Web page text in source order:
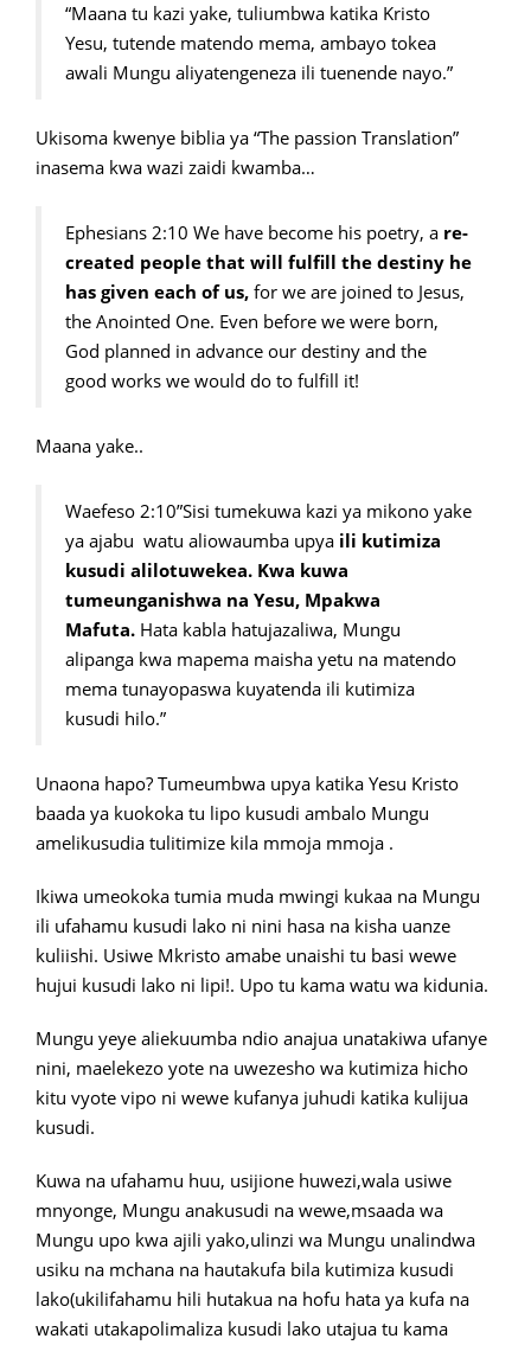
“Maana tu kazi yake, tuliumbwa katika Kristo
Yesu, tutende matendo mema, ambayo tokea
awali Mungu aliyatengeneza ili tuenende nayo.”
Ukisoma kwenye biblia ya “The passion Translation”
inasema kwa wazi zaidi kwamba…
Ephesians 2:10 We have become his poetry, a re-
created people that will fulfill the destiny he
has given each of us, for we are joined to Jesus,
the Anointed One. Even before we were born,
God planned in advance our destiny and the
good works we would do to fulfill it!
Maana yake..
Waefeso 2:10”Sisi tumekuwa kazi ya mikono yake
ya ajabu watu aliowaumba upya ili kutimiza
kusudi alilotuwekea. Kwa kuwa
tumeunganishwa na Yesu, Mpakwa
Mafuta. Hata kabla hatujazaliwa, Mungu
alipanga kwa mapema maisha yetu na matendo
mema tunayopaswa kuyatenda ili kutimiza
kusudi hilo.”
Unaona hapo? Tumeumbwa upya katika Yesu Kristo
baada ya kuokoka tu lipo kusudi ambalo Mungu
amelikusudia tulitimize kila mmoja mmoja .
Ikiwa umeokoka tumia muda mwingi kukaa na Mungu
ili ufahamu kusudi lako ni nini hasa na kisha uanze
kuliishi. Usiwe Mkristo amabe unaishi tu basi wewe
hujui kusudi lako ni lipi!. Upo tu kama watu wa kidunia.
Mungu yeye aliekuumba ndio anajua unatakiwa ufanye
nini, maelekezo yote na uwezesho wa kutimiza hicho
kitu vyote vipo ni wewe kufanya juhudi katika kulijua
kusudi.
Kuwa na ufahamu huu, usijione huwezi,wala usiwe
mnyonge, Mungu anakusudi na wewe,msaada wa
Mungu upo kwa ajili yako,ulinzi wa Mungu unalindwa
usiku na mchana na hautakufa bila kutimiza kusudi
lako(ukilifahamu hili hutakua na hofu hata ya kufa na
wakati utakapolimaliza kusudi lako utajua tu kama